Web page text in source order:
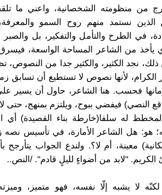
من منظومته الشخصانية، واعني ما
الذين نستمد منهم روح السمو
في الطرح والتأمل والتفكير، بل
يأخذ من الشاعر المساحة الواسعة،
نجد الكثير، والكثير جدا من النصوص،
لأنها نصوص لا تستطيع أن تسابق
فحسب. هنا الشاعر، حاول أن يسير
النصي) فيفضي ببوح، ويلتزم بمنهج، حتى
له سلفا(خارطة بناء القصيدة) أي
هو: هل الشاعر الأمارة، في تأسيس نصه
معينة، أم لا؟. ولندع الجواب يتأرجح
"لابد من أضواءٍ لليلٍ قادم". /النص..
لكنّه لا يشبه إلّا نفسه، فهو متميز،